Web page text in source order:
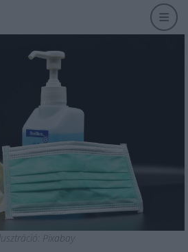
Illusztráció: Pixabay